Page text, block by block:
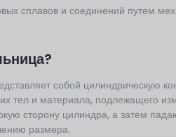
сплавов и соединений путем
собой цилиндрическую
тел и материала, подлежащего
сторону цилиндра, а затем
размера.